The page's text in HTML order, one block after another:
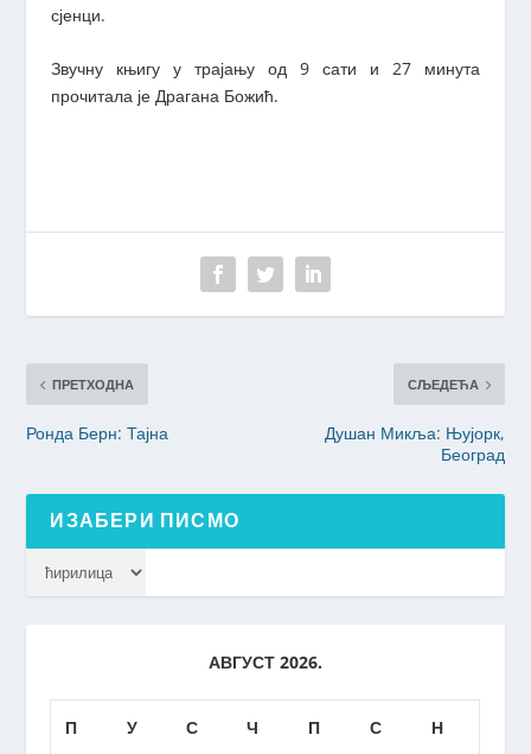
сјенци.
Звучну књигу у трајању од 9 сати и 27 минута
прочитала је Драгана Божић.
ПРЕТХОДНА
Ронда Берн: Тајна
СЉЕДЕЋА
Душан Микља: Њујорк,
Београд
ИЗАБЕРИ ПИСМО
АВГУСТ 2026.
П У С Ч П С Н